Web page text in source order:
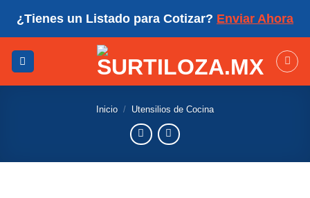
¿Tienes un Listado para Cotizar? Enviar Ahora
Inicio / Utensilios de Cocina